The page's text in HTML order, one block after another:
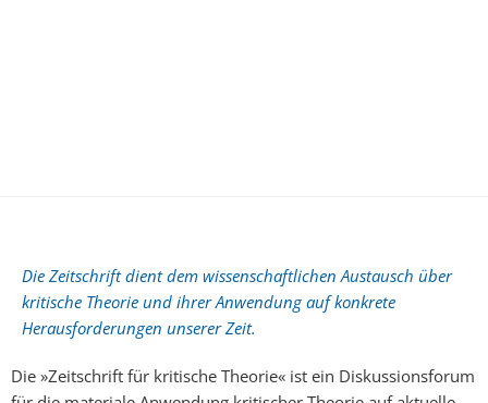
Die Zeitschrift dient dem wissenschaftlichen Austausch über
kritische Theorie und ihrer Anwendung auf konkrete
Herausforderungen unserer Zeit.
Die »Zeitschrift für kritische Theorie« ist ein Diskussionsforum